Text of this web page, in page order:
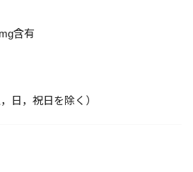
含有
日，祝日を除く）